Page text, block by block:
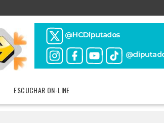
ESCUCHAR ON-LINE